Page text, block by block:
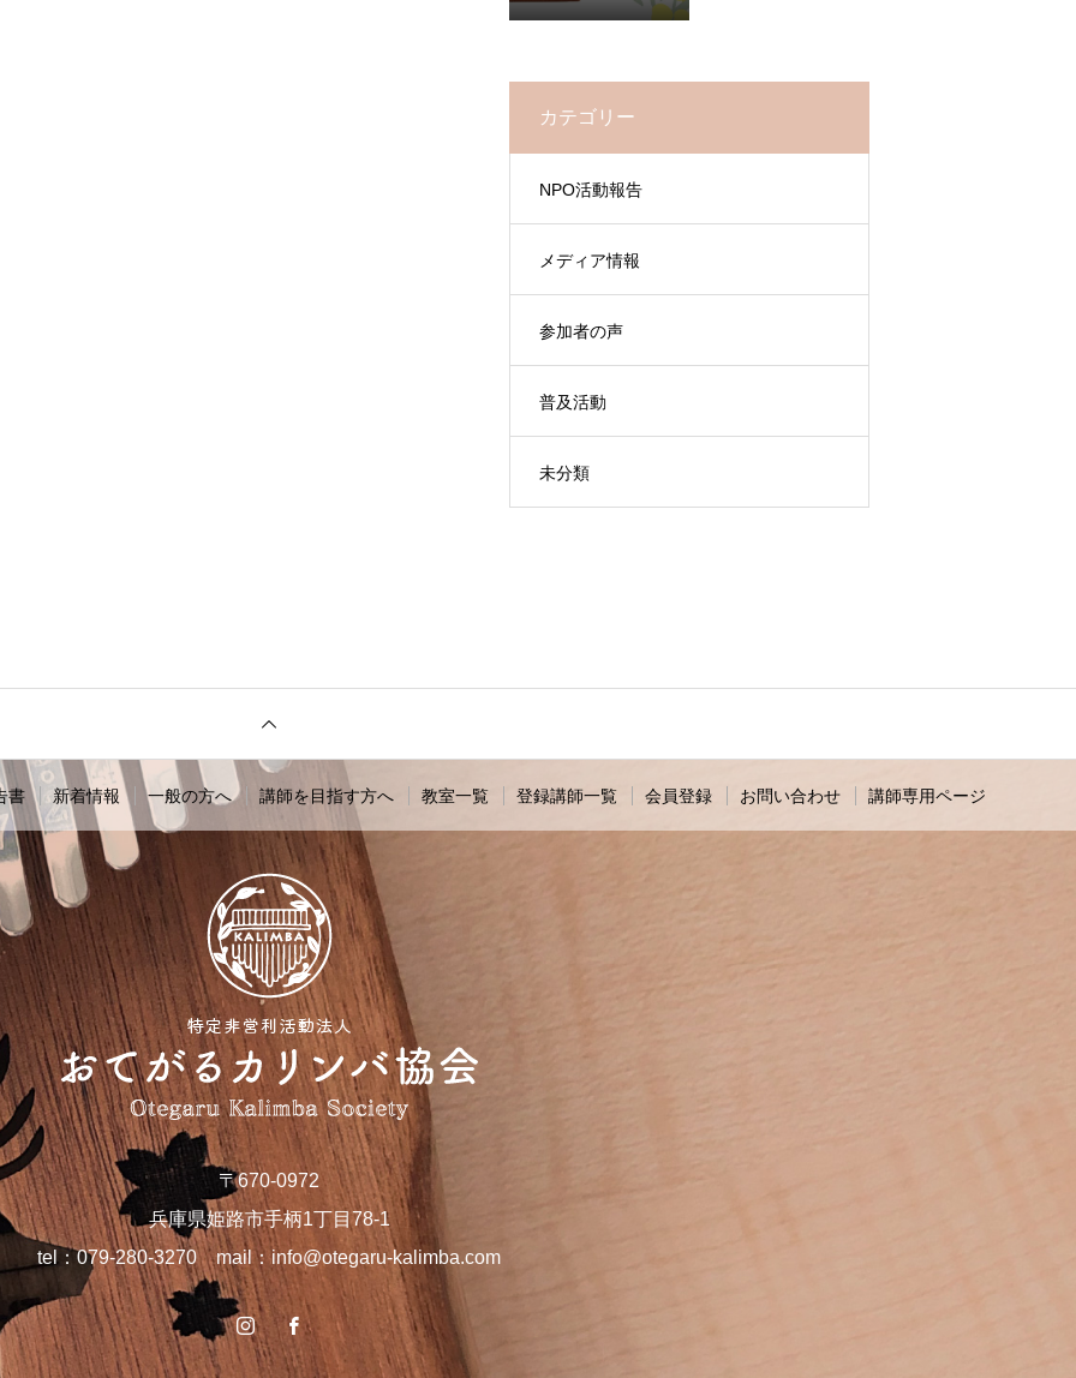
カテゴリー
NPO活動報告
メディア情報
参加者の声
普及活動
未分類
〒670-0972
兵庫県姫路市手柄1丁目78-1
tel：079-280-3270 mail：info@otegaru-kalimba.com
書 新着情報 一般の方へ 講師を目指す方へ 教室一覧 登録講師一覧 会員登録 お問い合わせ 講師専用ページ